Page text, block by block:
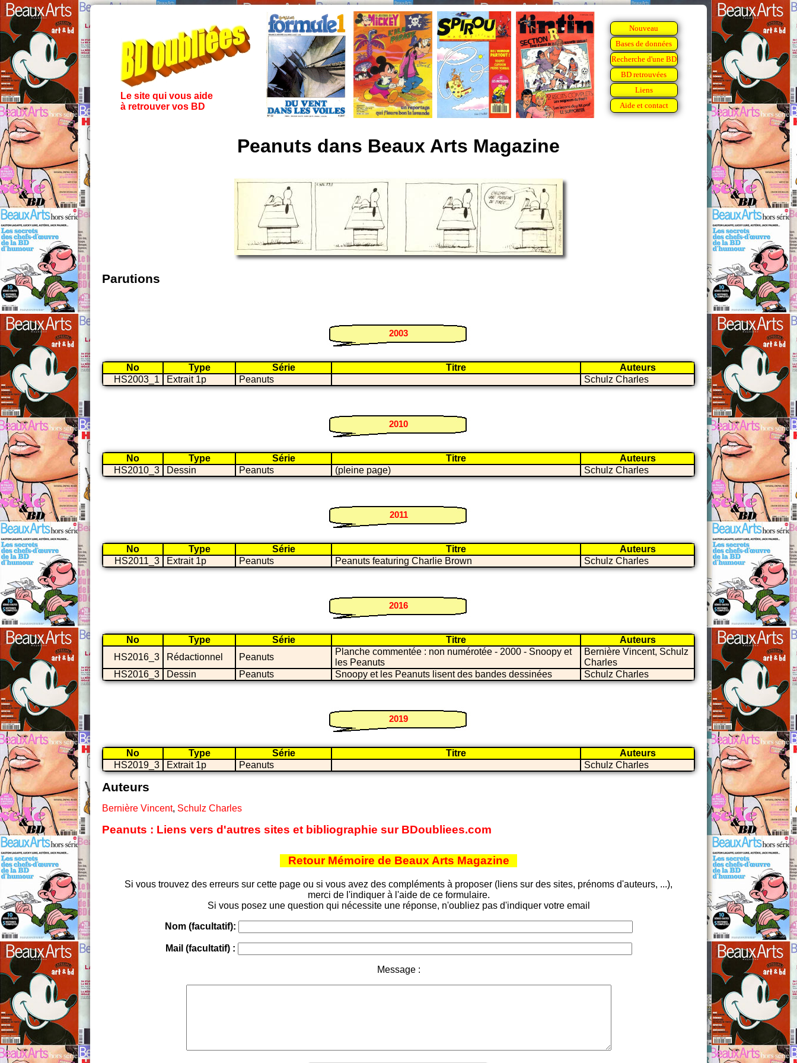
Le site qui vous aide
à retrouver vos BD
Nouveau
Bases de données
Recherche d'une BD
BD retrouvées
Liens
Aide et contact
Peanuts dans Beaux Arts Magazine
Parutions
2003
No Type Série Titre
Auteurs
HS2003_1
Extrait 1p Peanuts Schulz Charles
2010
No Type Série Titre
Auteurs
HS2010_3
Dessin Peanuts (pleine page) Schulz Charles
2011
No Type Série Titre
Auteurs
HS2011_3
Extrait 1p Peanuts Peanuts featuring Charlie Brown Schulz Charles
2016
No Type Série Titre
Auteurs
HS2016_3
Rédactionnel Peanuts
Planche commentée : non numérotée - 2000 - Snoopy et
les Peanuts
Bernière Vincent, Schulz
Charles
HS2016_3
Dessin Peanuts Snoopy et les Peanuts lisent des bandes dessinées Schulz Charles
2019
No Type Série Titre
Auteurs
HS2019_3
Extrait 1p Peanuts Schulz Charles
Auteurs
Bernière Vincent, Schulz Charles
Peanuts : Liens vers d'autres sites et bibliographie sur BDoubliees.com
Retour Mémoire de Beaux Arts Magazine
Si vous trouvez des erreurs sur cette page ou si vous avez des compléments à proposer (liens sur des sites, prénoms d'auteurs, ...),
merci de l'indiquer à l'aide de ce formulaire.
Si vous posez une question qui nécessite une réponse, n'oubliez pas d'indiquer votre email
Nom (facultatif):
Mail (facultatif) :
Message :